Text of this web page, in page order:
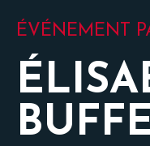
ÉVÉNEMENT